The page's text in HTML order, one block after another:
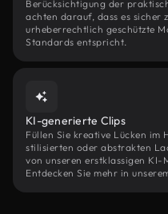
Berücksichtigung der
achten darauf, dass es sicher
urheberrechtlich geschützte
Standards entspricht.
KI-generierte Clips
Füllen Sie kreative Lücken im
stilisierten oder abstrakten
von unseren erstklassigen
Entdecken Sie mehr in